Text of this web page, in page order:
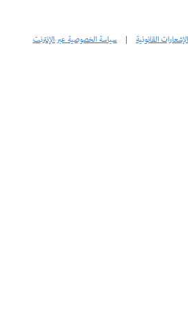
الإشعارات القانونية | سياسة الخصوصية عبر الإنترنت